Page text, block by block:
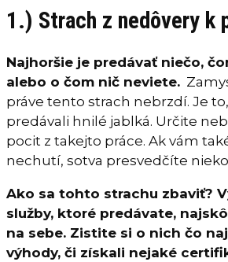
1.) Strach z nedôvery k
Najhoršie je predávať niečo,
alebo o čom nič neviete.
práve tento strach nebrzdí. Je
predávali hnilé jablká. Určite
pocit z takejto práce. Ak vám
nechutí, sotva presvedčíte
Ako sa tohto strachu zbaviť?
služby, ktoré predávate,
na sebe. Zistite si o nich čo
výhody, či získali nejaké